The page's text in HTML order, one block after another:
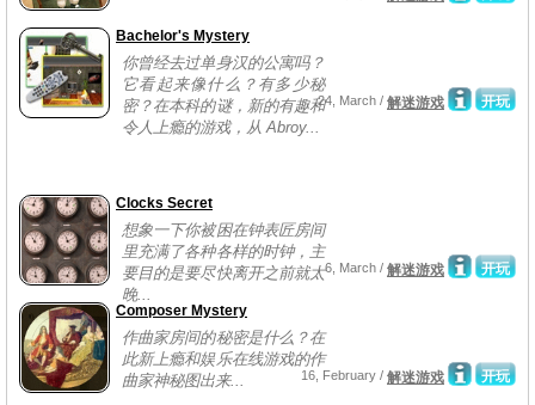
Bachelor's Mystery
你曾经去过单身汉的公寓吗？
它看起来像什么？有多少秘
密？在本科的谜，新的有趣和
令人上瘾的游戏，从 Abroy...
开玩
24, March / 解迷游戏
Clocks Secret
想象一下你被困在钟表匠房间
里充满了各种各样的时钟，主
要目的是要尽快离开之前就太
晚...
开玩
6, March / 解迷游戏
Composer Mystery
作曲家房间的秘密是什么？在
此新上瘾和娱乐在线游戏的作
曲家神秘图出来...
开玩
16, February / 解迷游戏